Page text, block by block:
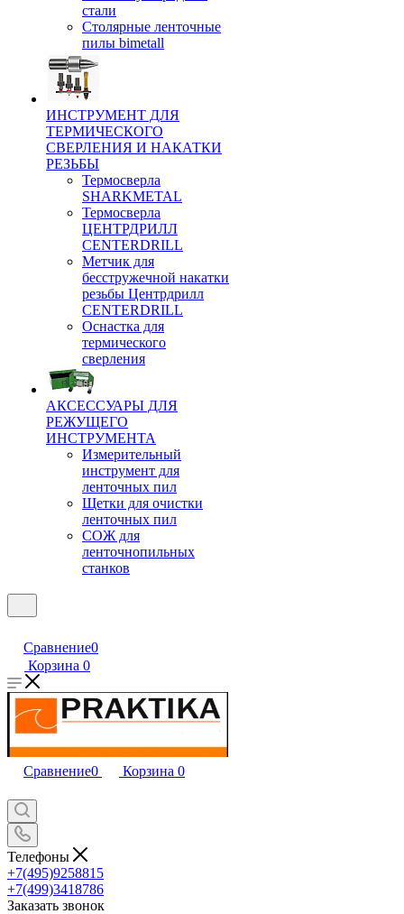
стали
Столярные ленточные
пилы bimetall
ИНСТРУМЕНТ ДЛЯ
ТЕРМИЧЕСКОГО
СВЕРЛЕНИЯ И НАКАТКИ
РЕЗЬБЫ
Термосверла
SHARKMETAL
Термосверла
ЦЕНТРДРИЛЛ
CENTERDRILL
Метчик для
бесстружечной накатки
резьбы Центрдрилл
CENTERDRILL
Оснастка для
термического
сверления
АКСЕССУАРЫ ДЛЯ
РЕЖУЩЕГО
ИНСТРУМЕНТА
Измерительный
инструмент для
ленточных пил
Щетки для очистки
ленточных пил
СОЖ для
ленточнопильных
станков
Сравнение0
Корзина 0
Сравнение0 Корзина 0
Телефоны
+7(495)9258815
+7(499)3418786
Заказать звонок